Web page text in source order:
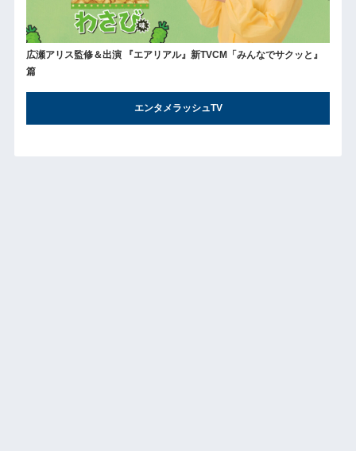
広瀬アリス監修＆出演 『エアリアル』新TVCM「みんなでサクッと』
篇
エンタメラッシュTV